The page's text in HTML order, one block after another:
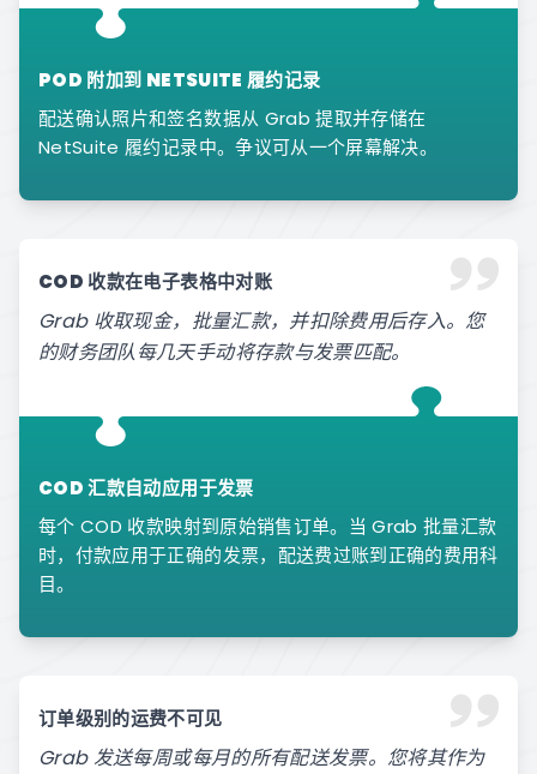
POD 附加到 NETSUITE 履约记录
配送确认照片和签名数据从 Grab 提取并存储在
NetSuite 履约记录中。争议可从一个屏幕解决。
COD 收款在电子表格中对账
Grab 收取现金，批量汇款，并扣除费用后存入。您
的财务团队每几天手动将存款与发票匹配。
COD 汇款自动应用于发票
每个 COD 收款映射到原始销售订单。当 Grab 批量汇款
时，付款应用于正确的发票，配送费过账到正确的费用科
目。
订单级别的运费不可见
Grab 发送每周或每月的所有配送发票。您将其作为